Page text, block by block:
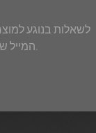
לשאלות בנוגע